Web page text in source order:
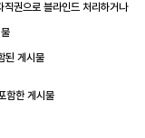
권으로 블라인드 처리하거나
된 게시물
함한 게시물